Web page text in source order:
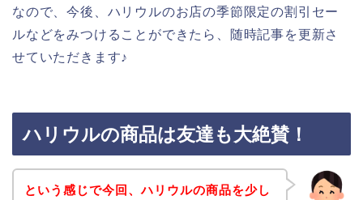
なので、今後、ハリウルのお店の季節限定の割引セー
ルなどをみつけることができたら、随時記事を更新さ
せていただきます♪
ハリウルの商品は友達も大絶賛！
という感じで今回、ハリウルの商品を少し